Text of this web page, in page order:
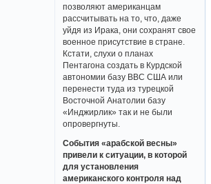
позволяют американцам
рассчитывать на то, что, даже
уйдя из Ирака, они сохранят свое
военное присутствие в стране.
Кстати, слухи о планах
Пентагона создать в Курдской
автономии базу ВВС США или
перенести туда из турецкой
Восточной Анатолии базу
«Инджирлик» так и не были
опровергнуты.
События «арабской весны»
привели к ситуации, в которой
для установления
американского контроля над